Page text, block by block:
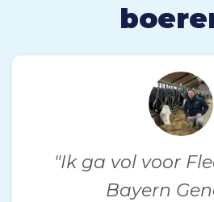
"Ik ga vol voor
Bayern